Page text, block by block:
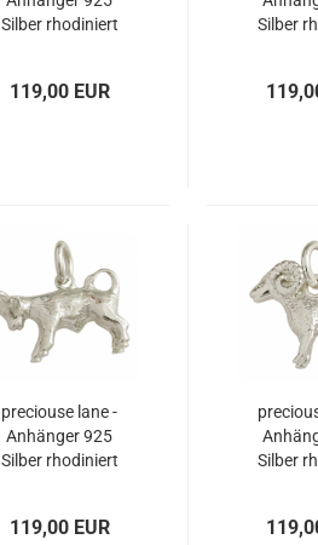
Silber rhodiniert
119,00 EUR
Silber
preciouse lane -
Anhänger 925
Silber rhodiniert
119,00 EUR
Silber